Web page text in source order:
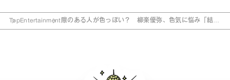
TopEntertainment 隙のある人が色っぽい？ 柳楽優弥、色気に悩み「結